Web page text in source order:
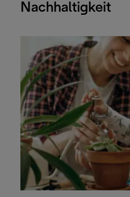
Nachhaltigkeit